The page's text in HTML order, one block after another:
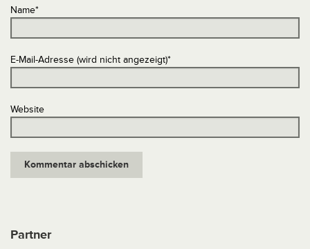
Name*
E-Mail-Adresse (wird nicht angezeigt)*
Website
Partner